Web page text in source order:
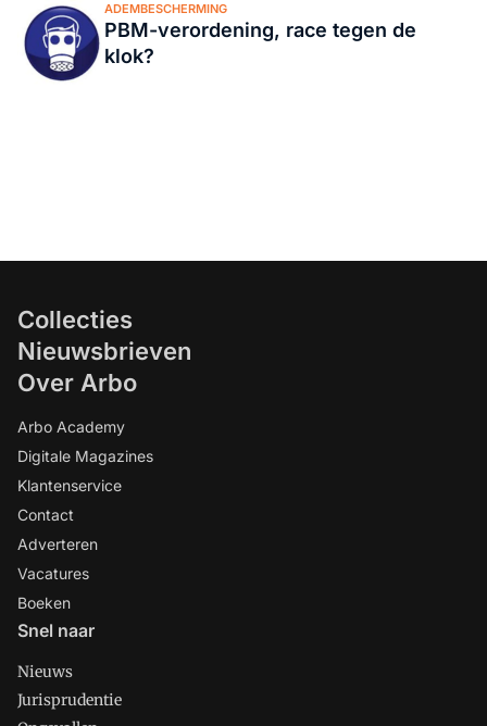
ADEMBESCHERMING
PBM-verordening, race tegen de
klok?
Collecties
Nieuwsbrieven
Over Arbo
Arbo Academy
Digitale Magazines
Klantenservice
Contact
Adverteren
Vacatures
Boeken
Snel naar
Nieuws
Jurisprudentie